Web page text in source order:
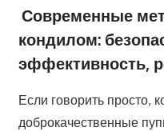
Современные
кондилом:
эффективность,
Если говорить просто,
доброкачественные